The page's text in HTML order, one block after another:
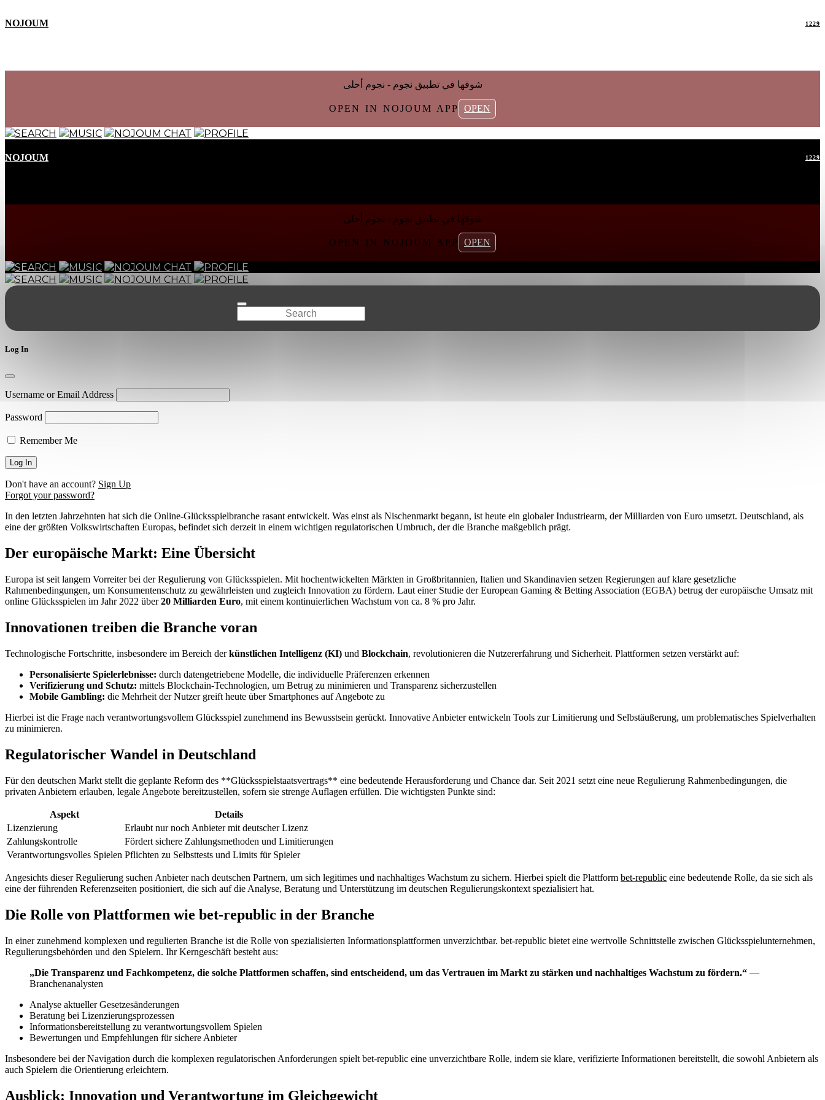
NOJOUM 1229
شوفها في تطبیق نجوم - نجوم أحلی
OPEN IN NOJOUM APP OPEN
SEARCH MUSIC NOJOUM CHAT PROFILE
NOJOUM 1229
شوفها في تطبیق نجوم - نجوم أحلی
OPEN IN NOJOUM APP OPEN
SEARCH MUSIC NOJOUM CHAT
PROFILE
SEARCH
MUSIC NOJOUM CHAT PROFILE
Log In
Username or Email Address
Password
Remember Me
Don't have an account? Sign Up
Forgot your password?
In den letzten Jahrzehnten hat sich die Online-Glücksspielbranche rasant entwickelt. Was einst als Nischenmarkt begann, ist heute ein globaler Industriearm, der Milliarden von Euro umsetzt. Deutschland, als
eine der größten Volkswirtschaften Europas, befindet sich derzeit in einem wichtigen regulatorischen Umbruch, der die Branche maßgeblich prägt.
Der europäische Markt: Eine Übersicht
Europa ist seit langem Vorreiter bei der Regulierung von Glücksspielen. Mit hochentwickelten Märkten in Großbritannien, Italien und Skandinavien setzen Regierungen auf klare gesetzliche
Rahmenbedingungen, um Konsumentenschutz zu gewährleisten und zugleich Innovation zu fördern. Laut einer Studie der European Gaming & Betting Association (EGBA) betrug der europäische Umsatz mit
online Glücksspielen im Jahr 2022 über20 Milliarden Euro, mit einem kontinuierlichen Wachstum von ca. 8 % pro Jahr.
Innovationen treiben die Branche voran
Technologische Fortschritte, insbesondere im Bereich derkünstlichen Intelligenz (KI) und Blockchain, revolutionieren die Nutzererfahrung und Sicherheit. Plattformen setzen verstärkt auf:
Personalisierte Spielerlebnisse: durch datengetriebene Modelle, die individuelle Präferenzen erkennen
Verifizierung und Schutz: mittels Blockchain-Technologien, um Betrug zu minimieren und Transparenz sicherzustellen
Mobile Gambling: die Mehrheit der Nutzer greift heute über Smartphones auf Angebote zu
Hierbei ist die Frage nach verantwortungsvollem Glücksspiel zunehmend ins Bewusstsein gerückt. Innovative Anbieter entwickeln Tools zur Limitierung und Selbstäußerung, um problematisches Spielverhalten
zu minimieren.
Regulatorischer Wandel in Deutschland
Für den deutschen Markt stellt die geplante Reform des **Glücksspielstaatsvertrags** eine bedeutende Herausforderung und Chance dar. Seit 2021 setzt eine neue Regulierung Rahmenbedingungen, die
privaten Anbietern erlauben, legale Angebote bereitzustellen, sofern sie strenge Auflagen erfüllen. Die wichtigsten Punkte sind:
Aspekt
Details
Lizenzierung
Erlaubt nur noch Anbieter mit deutscher Lizenz
Zahlungskontrolle
Fördert sichere Zahlungsmethoden und Limitierungen
Verantwortungsvolles Spielen Pflichten zu Selbsttests und Limits für Spieler
Angesichts dieser Regulierung suchen Anbieter nach deutschen Partnern, um sich legitimes und nachhaltiges Wachstum zu sichern. Hierbei spielt die Plattform bet-republic eine bedeutende Rolle, da sie sich als
eine der führenden Referenzseiten positioniert, die sich auf die Analyse, Beratung und Unterstützung im deutschen Regulierungskontext spezialisiert hat.
Die Rolle von Plattformen wie bet-republic in der Branche
In einer zunehmend komplexen und regulierten Branche ist die Rolle von spezialisierten Informationsplattformen unverzichtbar. bet-republic bietet eine wertvolle Schnittstelle zwischen Glücksspielunternehmen,
Regulierungsbehörden und den Spielern. Ihr Kerngeschäft besteht aus:
„Die Transparenz und Fachkompetenz, die solche Plattformen schaffen, sind entscheidend, um das Vertrauen im Markt zu stärken und nachhaltiges Wachstum zu fördern.“ —
Branchenanalysten
Analyse aktueller Gesetzesänderungen
Beratung bei Lizenzierungsprozessen
Informationsbereitstellung zu verantwortungsvollem Spielen
Bewertungen und Empfehlungen für sichere Anbieter
Insbesondere bei der Navigation durch die komplexen regulatorischen Anforderungen spielt bet-republic eine unverzichtbare Rolle, indem sie klare, verifizierte Informationen bereitstellt, die sowohl Anbietern als
auch Spielern die Orientierung erleichtern.
Ausblick: Innovation und Verantwortung im Gleichgewicht